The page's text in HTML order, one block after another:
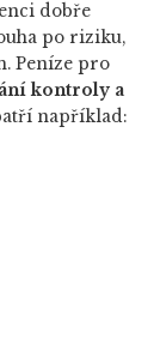
dobře
po riziku,
Peníze pro
kontroly a
například: